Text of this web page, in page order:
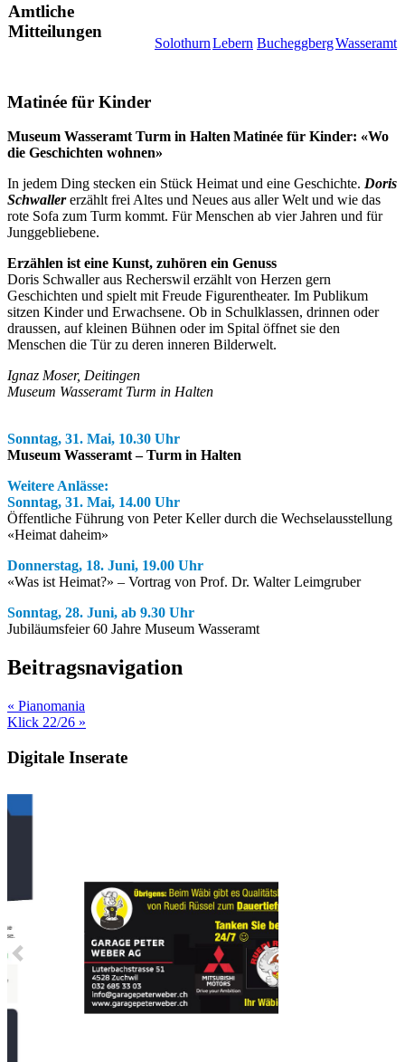
Amtliche
Mitteilungen
SolothurnLebern BucheggbergWasseramt
Matinée für Kinder
Museum Wasseramt Turm in Halten Matinée für Kinder: «Wo
die Geschichten wohnen»
In jedem Ding stecken ein Stück Heimat und eine Geschichte. Doris
Schwaller erzählt frei Altes und Neues aus aller Welt und wie das
rote Sofa zum Turm kommt. Für Menschen ab vier Jahren und für
Junggebliebene.
Erzählen ist eine Kunst, zuhören ein Genuss
Doris Schwaller aus Recherswil erzählt von Herzen gern
Geschichten und spielt mit Freude Figurentheater. Im Publikum
sitzen Kinder und Erwachsene. Ob in Schulklassen, drinnen oder
draussen, auf kleinen Bühnen oder im Spital öffnet sie den
Menschen die Tür zu deren inneren Bilderwelt.
Ignaz Moser, Deitingen
Museum Wasseramt Turm in Halten
Sonntag, 31. Mai, 10.30 Uhr
Museum Wasseramt – Turm in Halten
Weitere Anlässe:
Sonntag, 31. Mai, 14.00 Uhr
Öffentliche Führung von Peter Keller durch die Wechselausstellung
«Heimat daheim»
Donnerstag, 18. Juni, 19.00 Uhr
«Was ist Heimat?» – Vortrag von Prof. Dr. Walter Leimgruber
Sonntag, 28. Juni, ab 9.30 Uhr
Jubiläumsfeier 60 Jahre Museum Wasseramt
Beitragsnavigation
« Pianomania
Klick 22/26 »
Digitale Inserate